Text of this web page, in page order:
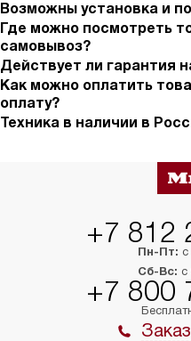
Возможны установка и
Где можно посмотреть
самовывоз?
Действует ли гарантия
Как можно оплатить
оплату?
Техника в наличии в
+7 812
Пн-Пт:
Сб-Вс: с
+7 800